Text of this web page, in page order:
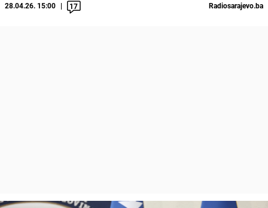
28.04.26. 15:00 17 Radiosarajevo.ba